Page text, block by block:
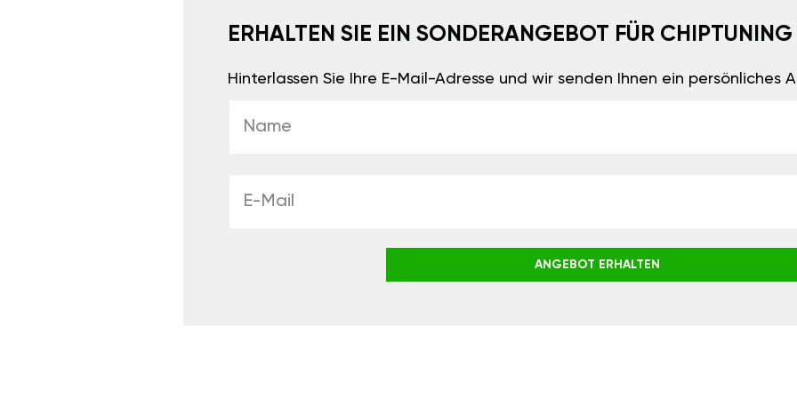
ERHALTEN SIE EIN SONDERANGEBOT FÜR CHIPTUNING
Hinterlassen Sie Ihre E-Mail-Adresse und wir senden Ihnen ein persönliches
ANGEBOT ERHALTEN